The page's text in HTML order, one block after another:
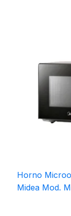
Horno
Midea Mod.